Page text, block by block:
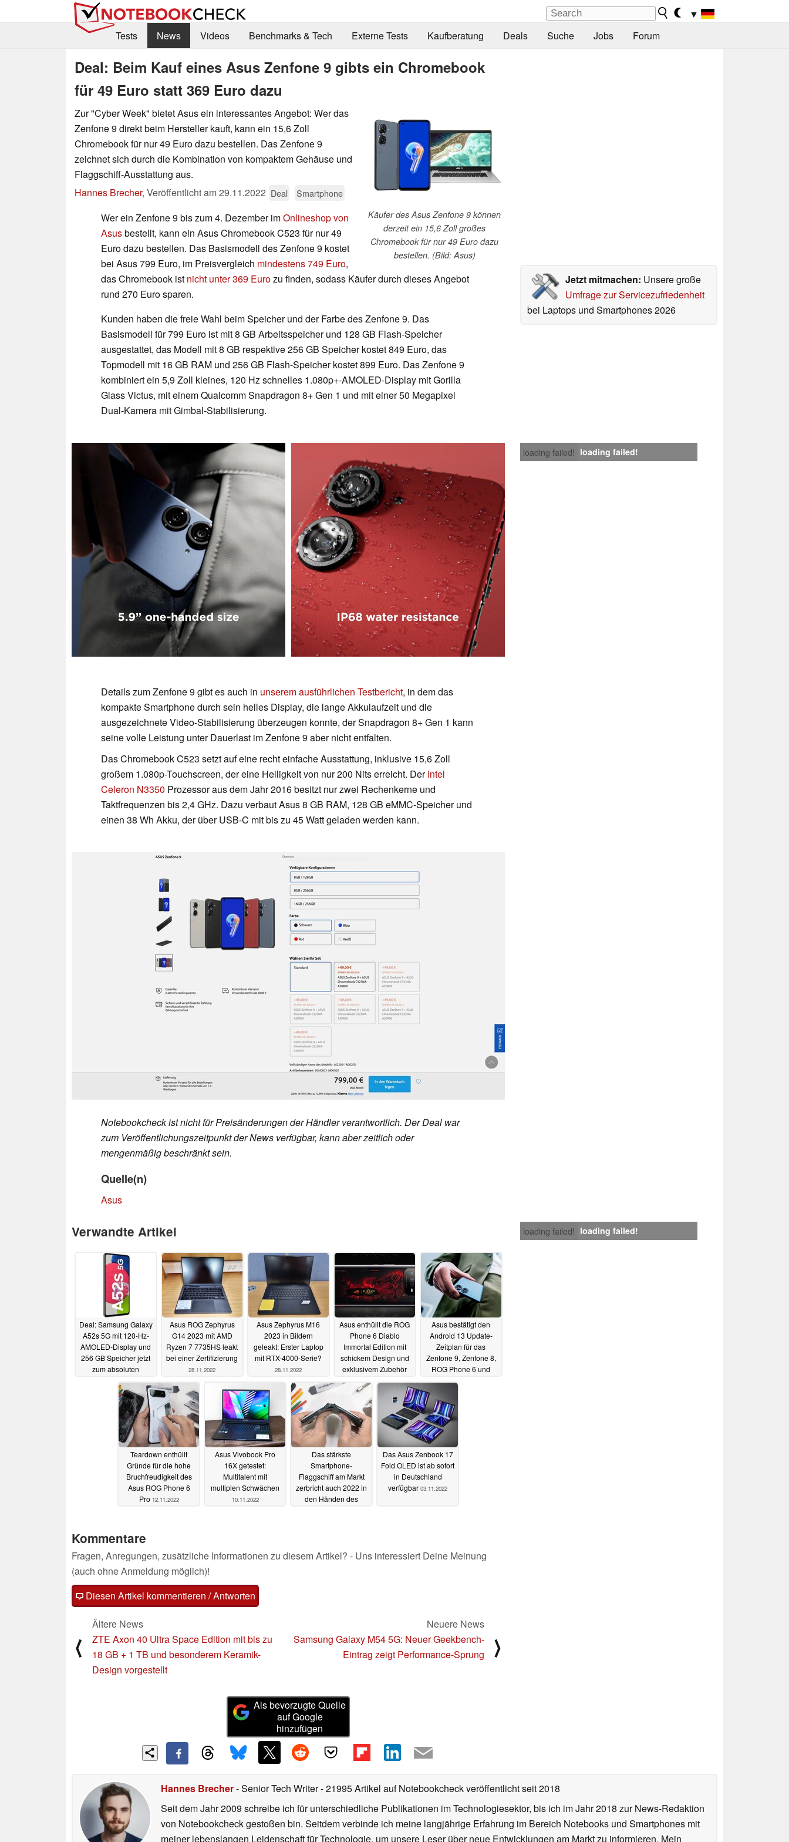
▼
Tests
News Videos Benchmarks & Tech Externe Tests Kaufberatung Deals Suche Jobs Forum
Deal: Beim Kauf eines Asus Zenfone 9 gibts ein Chromebook
für 49 Euro statt 369 Euro dazu
Käufer des Asus Zenfone 9 können
derzeit ein 15,6 Zoll großes
Chromebook für nur 49 Euro dazu
bestellen. (Bild: Asus)
Zur "Cyber Week" bietet Asus ein interessantes Angebot: Wer das
Zenfone 9 direkt beim Hersteller kauft, kann ein 15,6 Zoll
Chromebook für nur 49 Euro dazu bestellen. Das Zenfone 9
zeichnet sich durch die Kombination von kompaktem Gehäuse und
Flaggschiff-Ausstattung aus.
Hannes Brecher, Veröffentlicht am29.11.2022 Deal Smartphone
Jetzt mitmachen: Unsere große
Umfrage zur Servicezufriedenheit
bei Laptops und Smartphones 2026
Wer ein Zenfone 9 bis zum 4. Dezember imOnlineshop von
Asusbestellt, kann ein Asus Chromebook C523 für nur 49
Euro dazu bestellen. Das Basismodell des Zenfone 9 kostet
bei Asus 799 Euro, im Preisvergleich mindestens 749 Euro,
das Chromebook ist nicht unter 369 Eurozu finden, sodass Käufer durch dieses Angebot
rund 270 Euro sparen.
Kunden haben die freie Wahl beim Speicher und der Farbe des Zenfone 9. Das
Basismodell für 799 Euro ist mit 8 GB Arbeitsspeicher und 128 GB Flash-Speicher
ausgestattet, das Modell mit 8 GB respektive 256 GB Speicher kostet 849 Euro, das
Topmodell mit 16 GB RAM und 256 GB Flash-Speicher kostet 899 Euro. Das Zenfone 9
kombiniert ein 5,9 Zoll kleines, 120 Hz schnelles 1.080p+-AMOLED-Display mit Gorilla
Glass Victus, mit einem Qualcomm Snapdragon 8+ Gen 1 und mit einer 50 Megapixel
Dual-Kamera mit Gimbal-Stabilisierung.
loading failed! loading failed!
Details zum Zenfone 9 gibt es auch in unserem ausführlichen Testbericht, in dem das
kompakte Smartphone durch sein helles Display, die lange Akkulaufzeit und die
ausgezeichnete Video-Stabilisierung überzeugen konnte, der Snapdragon 8+ Gen 1 kann
seine volle Leistung unter Dauerlast im Zenfone 9 aber nicht entfalten.
Das Chromebook C523 setzt auf eine recht einfache Ausstattung, inklusive 15,6 Zoll
großem 1.080p-Touchscreen, der eine Helligkeit von nur 200 Nits erreicht. DerIntel
Celeron N3350 Prozessor aus dem Jahr 2016 besitzt nur zwei Rechenkerne und
Taktfrequenzen bis 2,4 GHz. Dazu verbaut Asus 8 GB RAM, 128 GB eMMC-Speicher und
einen 38 Wh Akku, der über USB-C mit bis zu 45 Watt geladen werden kann.
Notebookcheck ist nicht für Preisänderungen der Händler verantwortlich. Der Deal war
zum Veröffentlichungszeitpunkt der News verfügbar, kann aber zeitlich oder
mengenmäßig beschränkt sein.
Quelle(n)
Asus
loading failed! loading failed!
Verwandte Artikel
Deal: Samsung Galaxy
A52s 5G mit 120-Hz-
AMOLED-Display und
256 GB Speicher jetzt
zum absoluten
30.11.2022
Asus ROG Zephyrus
G14 2023 mit AMD
Ryzen 7 7735HS leakt
bei einer Zertifizierung
28.11.2022
Asus Zephyrus M16
2023 in Bildern
geleakt: Erster Laptop
mit RTX-4000-Serie?
28.11.2022
Asus enthüllt die ROG
Phone 6 Diablo
Immortal Edition mit
schickem Design und
exklusivem Zubehör
17.11.2022
Asus bestätigt den
Android 13 Update-
Zeitplan für das
Zenfone 9, Zenfone 8,
ROG Phone 6 und
Teardown enthüllt
Gründe für die hohe
Bruchfreudigkeit des
Asus ROG Phone 6
Pro 12.11.2022
Asus Vivobook Pro
16X getestet:
Multitalent mit
multiplen Schwächen
10.11.2022
Das stärkste
Smartphone-
Flaggschiff am Markt
zerbricht auch 2022 in
den Händen des
Das Asus Zenbook 17
Fold OLED ist ab sofort
in Deutschland
verfügbar 03.11.2022
Kommentare
Fragen, Anregungen, zusätzliche Informationen zu diesem Artikel? - Uns interessiert Deine Meinung
(auch ohne Anmeldung möglich)!
Diesen Artikel kommentieren / Antworten
⟨
Ältere News
ZTE Axon 40 Ultra Space Edition mit bis zu
18 GB + 1 TB und besonderem Keramik-
Design vorgestellt
Neuere News
Samsung Galaxy M54 5G: Neuer Geekbench-
Eintrag zeigt Performance-Sprung
⟩
Als bevorzugte Quelle
auf Google
hinzufügen
Hannes Brecher- Senior Tech Writer- 21995 Artikel auf Notebookcheck veröffentlichtseit 2018
Seit dem Jahr 2009 schreibe ich für unterschiedliche Publikationen im Technologiesektor, bis ich im Jahr 2018 zur News-Redaktion
von Notebookcheck gestoßen bin. Seitdem verbinde ich meine langjährige Erfahrung im Bereich Notebooks und Smartphones mit
meiner lebenslangen Leidenschaft für Technologie, um unsere Leser über neue Entwicklungen am Markt zu informieren. Mein